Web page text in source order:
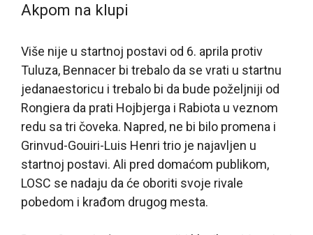
Akpom na klupi
Više nije u startnoj postavi od 6. aprila protiv
Tuluza, Bennacer bi trebalo da se vrati u startnu
jedanaestoricu i trebalo bi da bude poželjniji od
Rongiera da prati Hojbjerga i Rabiota u veznom
redu sa tri čoveka. Napred, ne bi bilo promena i
Grinvud-Gouiri-Luis Henri trio je najavljen u
startnoj postavi. Ali pred domaćom publikom,
LOSC se nadaju da će oboriti svoje rivale
pobedom i krađom drugog mesta.